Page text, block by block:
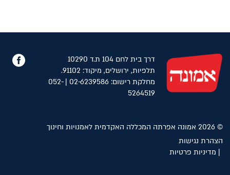
דרך בית לחם 104 ת.ד 10290
תלפיות, ירושלים, מיקוד: 91102.
מחלקת רישום: 02-6239586 | 052-
5264519
© 2026 אמונה אפרתה המכללה האקדמית לאמנויות וחינוך
הצהרת נגישות
מדיניות פרטיות